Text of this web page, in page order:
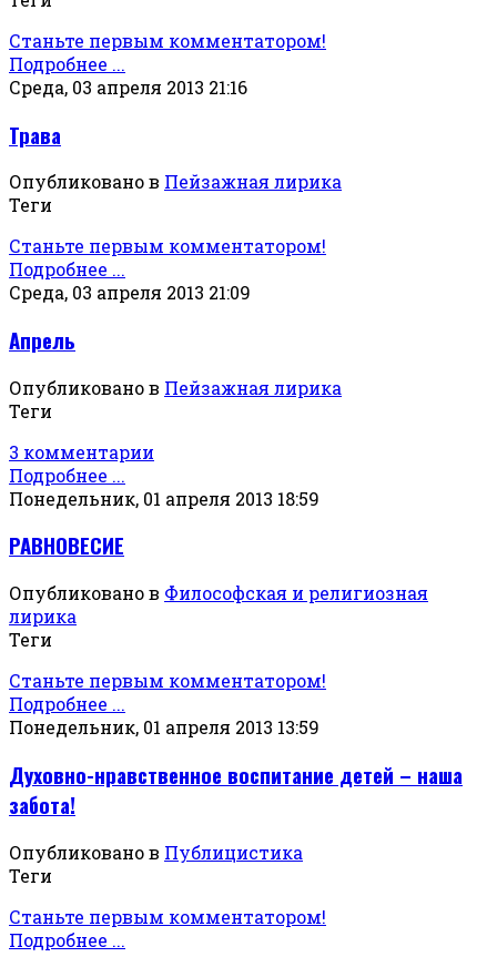
Станьте первым комментатором!
Подробнее ...
Среда, 03 апреля 2013 21:16
Трава
Опубликовано в Пейзажная лирика
Теги
Станьте первым комментатором!
Подробнее ...
Среда, 03 апреля 2013 21:09
Апрель
Опубликовано в Пейзажная лирика
Теги
3 комментарии
Подробнее ...
Понедельник, 01 апреля 2013 18:59
РАВНОВЕСИЕ
Опубликовано в Философская и религиозная
лирика
Теги
Станьте первым комментатором!
Подробнее ...
Понедельник, 01 апреля 2013 13:59
Духовно-нравственное воспитание детей – наша
забота!
Опубликовано в Публицистика
Теги
Станьте первым комментатором!
Подробнее ...